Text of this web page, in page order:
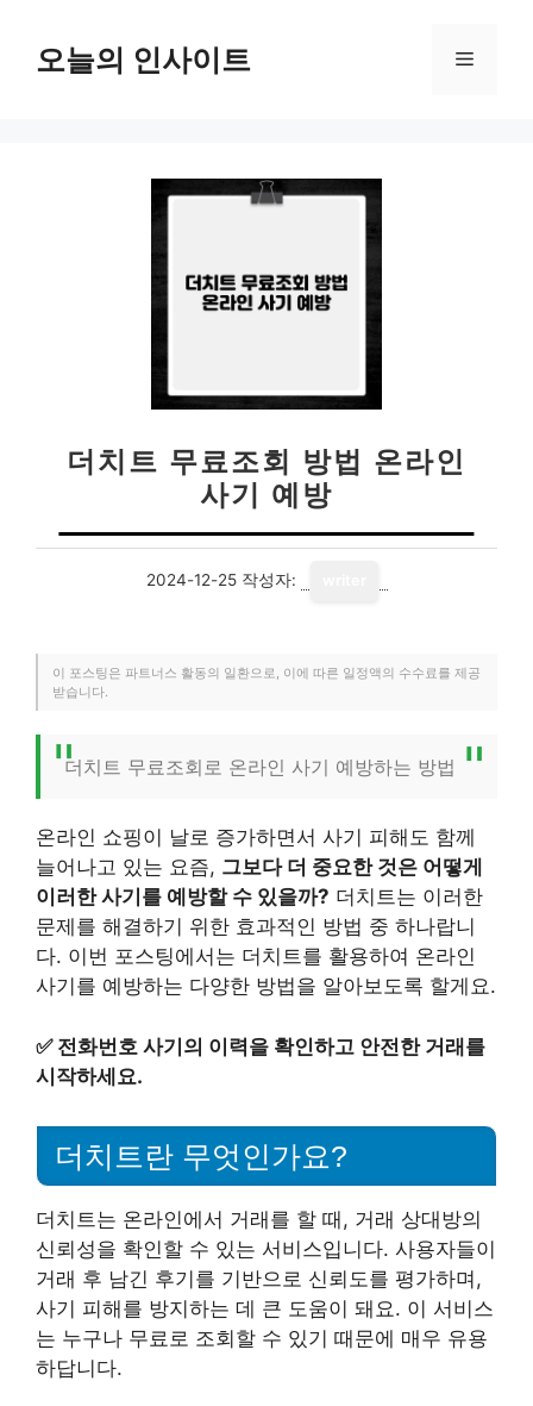
오늘의 인사이트 메
더치트 무료조회 방법 온라인
사기 예방
2024-12-25 작성자:
이 포스팅은 파트너스 활동의 일환으로, 이에 따른 일정액의 수수료를 제공
받습니다.
더치트 무료조회로 온라인 사기 예방하는 방법
온라인 쇼핑이 날로 증가하면서 사기 피해도 함께
늘어나고 있는 요즘, 그보다 더 중요한 것은 어떻게
이러한 사기를 예방할 수 있을까? 더치트는 이러한
문제를 해결하기 위한 효과적인 방법 중 하나랍니
다. 이번 포스팅에서는 더치트를 활용하여 온라인
사기를 예방하는 다양한 방법을 알아보도록 할게요.
✅ 전화번호 사기의 이력을 확인하고 안전한 거래를
시작하세요.
더치트란 무엇인가요?
더치트는 온라인에서 거래를 할 때, 거래 상대방의
신뢰성을 확인할 수 있는 서비스입니다. 사용자들이
거래 후 남긴 후기를 기반으로 신뢰도를 평가하며,
사기 피해를 방지하는 데 큰 도움이 돼요. 이 서비스
는 누구나 무료로 조회할 수 있기 때문에 매우 유용
하답니다.